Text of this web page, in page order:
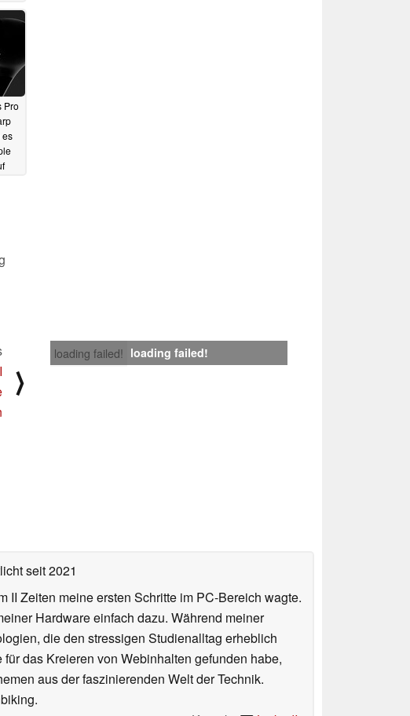
Pro
loading failed! loading failed!
⟩
seit 2021
II Zeiten meine ersten Schritte im PC-Bereich wagte.
Hardware einfach dazu. Während meiner
die den stressigen Studienalltag erheblich
das Kreieren von Webinhalten gefunden habe,
aus der faszinierenden Welt der Technik.